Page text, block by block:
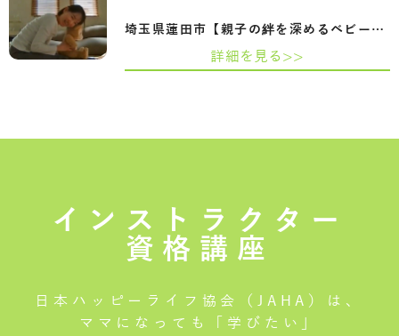
埼玉県蓮田市【親子の絆を深めるベビーヨ…
詳細を見る>>
インストラクター
資格講座
日本ハッピーライフ協会（JAHA）は、
ママになっても「学びたい」